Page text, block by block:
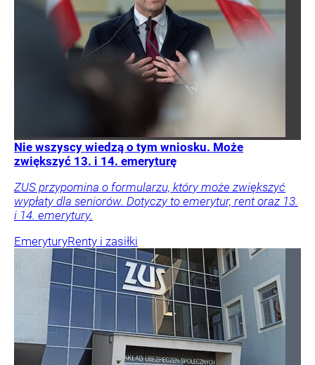
Nie wszyscy wiedzą o tym wniosku. Może
zwiększyć 13. i 14. emeryturę
ZUS przypomina o formularzu, który może zwiększyć
wypłaty dla seniorów. Dotyczy to emerytur, rent oraz 13.
i 14. emerytury.
EmeryturyRenty i zasiłki